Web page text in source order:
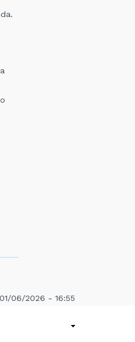
06/2026 - 16:55